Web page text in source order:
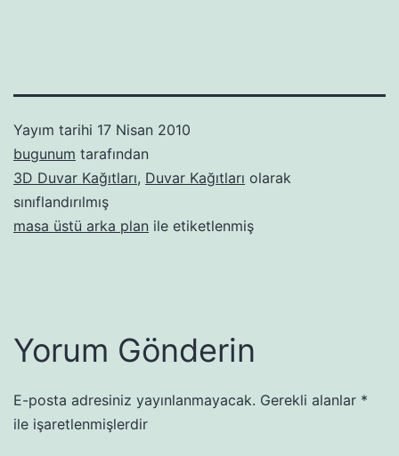
Yayım tarihi 17 Nisan 2010
bugunum tarafından
3D Duvar Kağıtları, Duvar Kağıtları olarak
sınıflandırılmış
masa üstü arka plan ile etiketlenmiş
Yorum Gönderin
E-posta adresiniz yayınlanmayacak. Gerekli alanlar *
ile işaretlenmişlerdir